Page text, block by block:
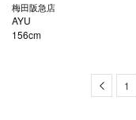
梅田阪急店
AYU
156cm
Previous
1